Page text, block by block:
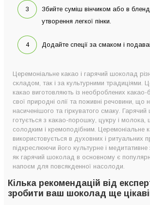
Збийте суміш вінчиком або в
утворення легкої пінки.
Додайте спеції за смаком і
Церемоніальне какао і гарячий шоколад
складом, так і за культурними традиціями.
какао виготовляють із необроблених какао-
свої природні олії та поживні речовини, що
насиченішого та гіркуватого смаку.
готується з какао-порошку, цукру і молока,
солодким і кремоподібним. Церемоніальне
використовується в духовних і ритуальних
підкреслюючи його культурне і медитативне
як гарячий шоколад в основному є
напоєм для повсякденної насолоди.
Кілька рекомендацій від
зробити ваш шоколад ще